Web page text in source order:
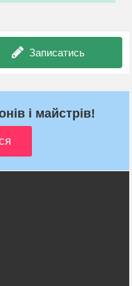
Записатись
і майстрів!